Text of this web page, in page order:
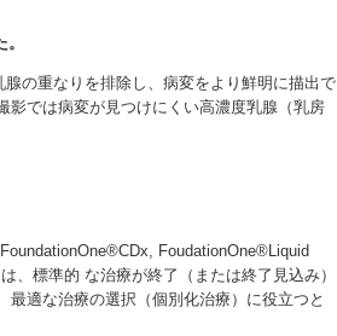
の重なりを排除し、病変をより鮮明に描出で
影では病変が見つけにくい高濃度乳腺（乳房
FoudationOne®Liquid
標準的 な治療が終了（または終了見込み）
適な治療の選択（個別化治療）に役立つと